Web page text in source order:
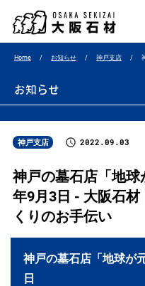
Home お知らせ 神戸支店
お知らせ
神戸支店 2022.09.03
神戸の墓石店「地
年9月3日 - 大阪石
くりのお手伝い
神戸の墓石店「地球が
日